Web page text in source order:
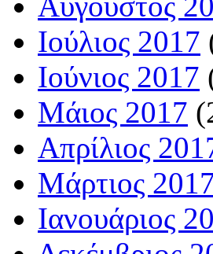
Ιούλιος 2017
Ιούνιος 2017
Μάιος 2017
Απρίλιος
Μάρτιος
Ιανουάριος